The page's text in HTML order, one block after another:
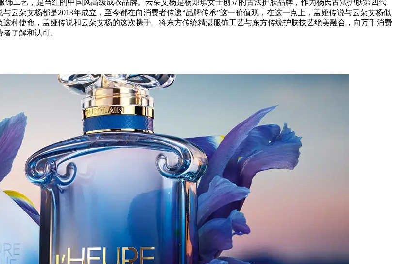
工艺，是当红的中国风高级成衣品牌。云朵艾杨是杨郑琪女士创立的古法护肤品牌，作为杨氏古法护肤第四代
云朵艾杨都是2013年成立，至今都在向消费者传递“品牌传承”这一价值观，在这一点上，盖娅传说与云朵艾杨似
种使命，盖娅传说和云朵艾杨的这次携手，将东方传统精湛服饰工艺与东方传统护肤技艺绝美融合，向万千消费
了解和认可。